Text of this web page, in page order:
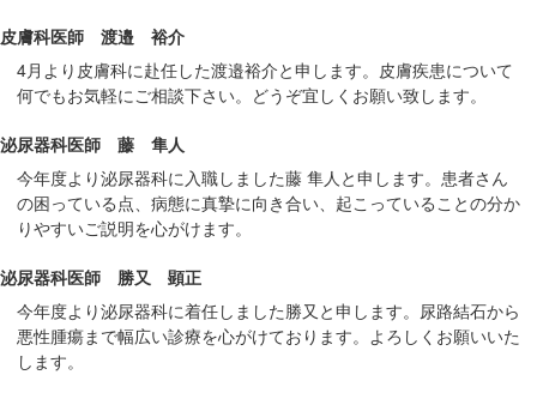
皮膚科医師 渡邉 裕介
4月より皮膚科に赴任した渡邉裕介と申します。皮膚疾患について
何でもお気軽にご相談下さい。どうぞ宜しくお願い致します。
泌尿器科医師 藤 隼人
今年度より泌尿器科に入職しました藤 隼人と申します。患者さん
の困っている点、病態に真摯に向き合い、起こっていることの分か
りやすいご説明を心がけます。
泌尿器科医師 勝又 顕正
今年度より泌尿器科に着任しました勝又と申します。尿路結石から
悪性腫瘍まで幅広い診療を心がけております。よろしくお願いいた
します。